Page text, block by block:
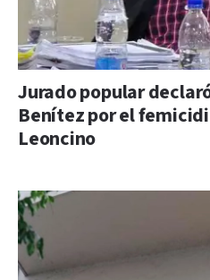
Jurado popular
Benítez por el
Leoncino